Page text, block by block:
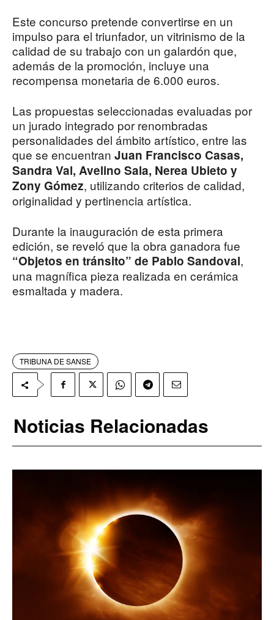
Este concurso pretende convertirse en un
impulso para el triunfador, un vitrinismo de la
calidad de su trabajo con un galardón que,
además de la promoción, incluye una
recompensa monetaria de 6.000 euros.
Las propuestas seleccionadas evaluadas por
un jurado integrado por renombradas
personalidades del ámbito artístico, entre las
que se encuentran Juan Francisco Casas,
Sandra Val, Avelino Sala, Nerea Ubieto y
Zony Gómez, utilizando criterios de calidad,
originalidad y pertinencia artística.
Durante la inauguración de esta primera
edición, se reveló que la obra ganadora fue
“Objetos en tránsito” de Pablo Sandoval,
una magnífica pieza realizada en cerámica
esmaltada y madera.
TRIBUNA DE SANSE
Noticias Relacionadas